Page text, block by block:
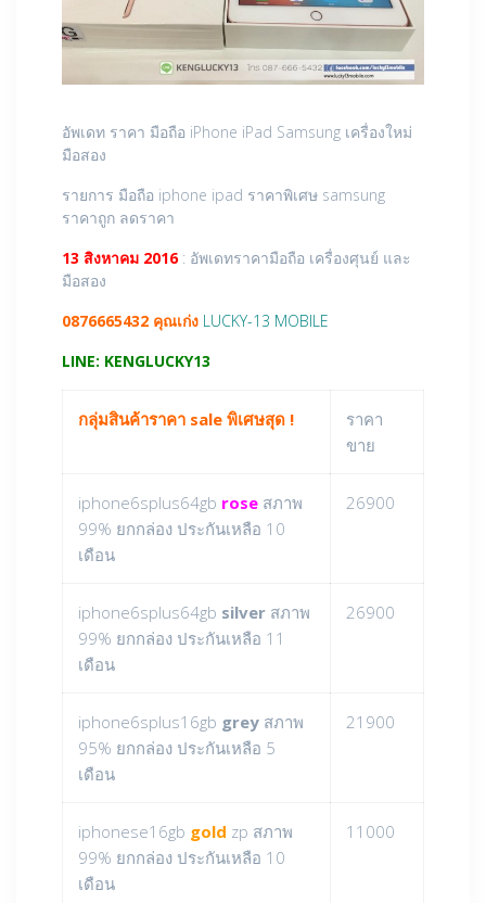
อัพเดท ราคา มือถือ iPhone iPad Samsung เครื่องใหม่
มือสอง
รายการ มือถือ iphone ipad ราคาพิเศษ samsung
ราคาถูก ลดราคา
13 สิงหาคม 2016 : อัพเดทราคามือถือ เครื่องศุนย์ และ
มือสอง
0876665432 คุณเก่ง LUCKY-13 MOBILE
LINE: KENGLUCKY13
กลุ่มสินค้าราคา sale พิเศษสุด !
ราคา
ขาย
iphone6splus64gb rose สภาพ
99% ยกกล่อง ประกันเหลือ 10
เดือน
26900
iphone6splus64gb silver สภาพ
99% ยกกล่อง ประกันเหลือ 11
เดือน
26900
iphone6splus16gb grey สภาพ
95% ยกกล่อง ประกันเหลือ 5
เดือน
21900
iphonese16gb gold zp สภาพ
99% ยกกล่อง ประกันเหลือ 10
เดือน
11000